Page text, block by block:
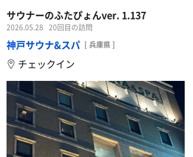
サウナーのふたぴょんver. 1.137
2026.05.28 20回目の訪問
神戸サウナ&スパ [ 兵庫県 ]
チェックイン